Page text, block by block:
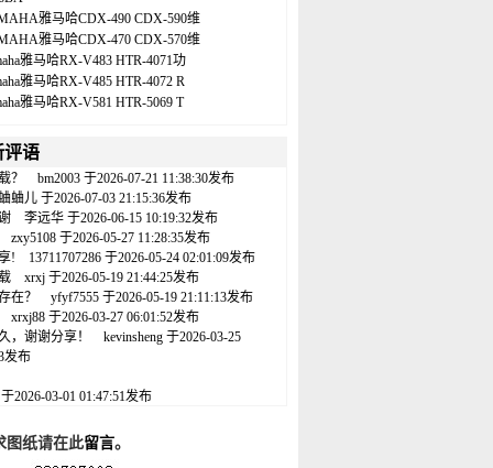
雅马哈CDX-490 CDX-590维
雅马哈CDX-470 CDX-570维
雅马哈RX-V483 HTR-4071功
雅马哈RX-V485 HTR-4072 R
雅马哈RX-V581 HTR-5069 T
评语
？ bm2003 于2026-07-21 11:38:30发布
蛐儿 于2026-07-03 21:15:36发布
李远华 于2026-06-15 10:19:32发布
zxy5108 于2026-05-27 11:28:35发布
!
13711707286 于2026-05-24 02:01:09发布
xrxj 于2026-05-19 21:44:25发布
在？
yfyf7555 于2026-05-19 21:11:13发布
xrxj88 于2026-03-27 06:01:52发布
，谢谢分享！
kevinsheng 于2026-03-25
发布
于2026-03-01 01:47:51发布
图纸请在此留言。